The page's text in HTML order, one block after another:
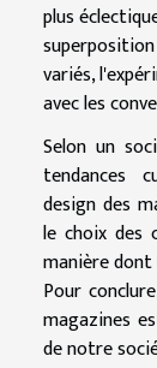
plus
variés,
avec les
Selon un
tendances
design des
le choix des
manière
Pour
magazines
de notre